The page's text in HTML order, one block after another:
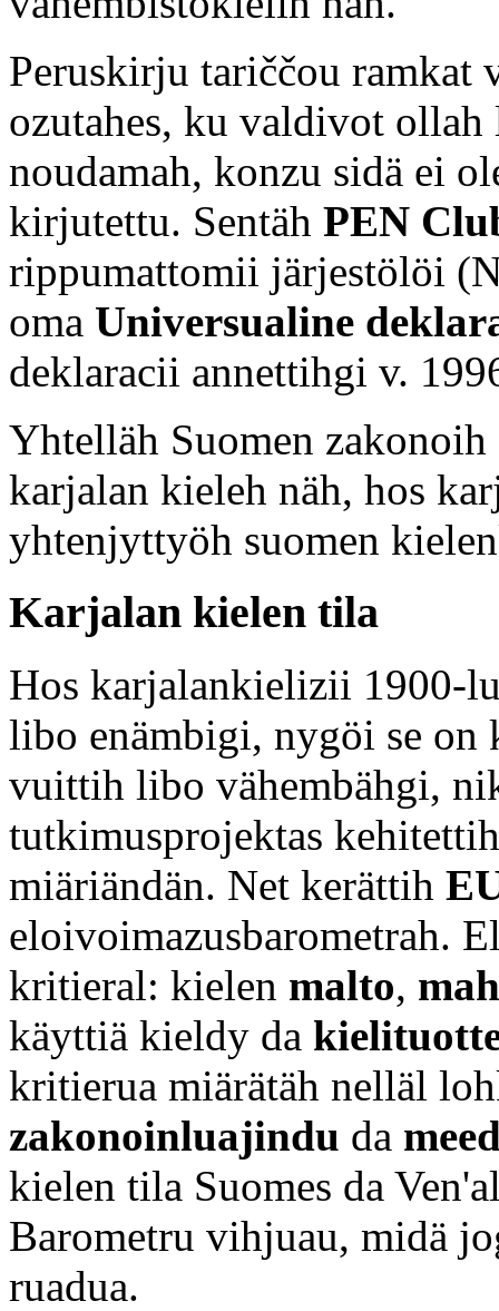
Peruskirju tariččou ramkat
ozutahes, ku valdivot ollah
noudamah, konzu sidä ei
kirjutettu. Sentäh PEN
rippumattomii järjestölöi
oma Universualine
deklaracii annettihgi v.
Yhtelläh Suomen
karjalan kieleh näh, hos
yhtenjyttyöh suomen
Karjalan kielen tila
Hos karjalankielizii 1900-
libo enämbigi, nygöi se on
vuittih libo vähembähgi,
tutkimusprojektas
miäriändän. Net kerättih
eloivoimazusbarometrah.
kritieral: kielen malto,
käyttiä kieldy da
kritierua miärätäh nelläl
zakonoinluajindu da
kielen tila Suomes da
Barometru vihjuau, midä
ruadua.